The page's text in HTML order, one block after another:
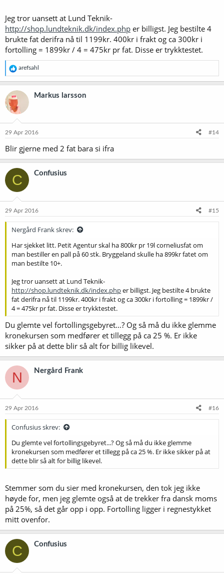
Jeg tror uansett at Lund Teknik-
http://shop.lundteknik.dk/index.php er billigst. Jeg bestilte 4
brukte fat derifra nå til 1199kr. 400kr i frakt og ca 300kr i
fortolling = 1899kr / 4 = 475kr pr fat. Disse er trykktestet.
R
e
a
k
s
j
o
e
arefsahl
Markus larsson
29 Apr 2016 #14
Blir gjerne med 2 fat bara si ifra
C Confusius
29 Apr 2016 #15
Nergård Frank skrev:
Har sjekket litt. Petit Agentur skal ha 800kr pr 19l corneliusfat om
man bestiller en pall på 60 stk. Bryggeland skulle ha 899kr fatet om
man bestilte 10+.
Jeg tror uansett at Lund Teknik-
http://shop.lundteknik.dk/index.phper billigst. Jeg bestilte 4 brukte
fat derifra nå til 1199kr. 400kr i frakt og ca 300kr i fortolling = 1899kr /
4 = 475kr pr fat. Disse er trykktestet.
Du glemte vel fortollingsgebyret...? Og så må du ikke glemme
kronekursen som medfører et tillegg på ca 25 %. Er ikke
sikker på at dette blir så alt for billig likevel.
N Nergård Frank
29 Apr 2016 #16
Confusius skrev:
Du glemte vel fortollingsgebyret...? Og så må du ikke glemme
kronekursen som medfører et tillegg på ca 25 %. Er ikke sikker på at
dette blir så alt for billig likevel.
Stemmer som du sier med kronekursen, den tok jeg ikke
høyde for, men jeg glemte også at de trekker fra dansk moms
på 25%, så det går opp i opp. Fortolling ligger i regnestykket
mitt ovenfor.
C Confusius